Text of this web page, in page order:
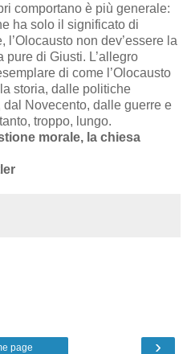
comportano è più generale:
ha solo il significato di
non dev’essere la
pure di Giusti. L’allegro
di come l’Olocausto
storia, dalle politiche
Novecento, dalle guerre e
troppo, lungo.
morale, la chiesa
›
page